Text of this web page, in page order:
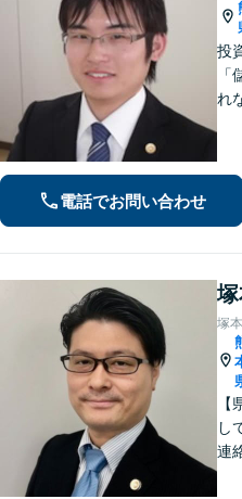
投
れ
電話でお問い合わせ
塚
塚
し
連